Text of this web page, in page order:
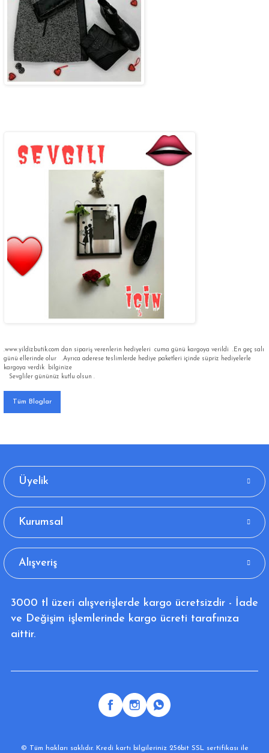
.www.yildizbutik.com dan sipariş verenlerin hediyeleri cuma günü kargoya verildi .En geç salı
günü ellerinde olur .Ayrıca aderese teslimlerde hediye paketleri içinde süpriz hediyelerle
kargoya verdik bilginize
Sevgliler gününüz kutlu olsun .
Tüm Bloglar
Üyelik
Kurumsal
Alışveriş
3000 tl üzeri alışverişlerde kargo ücretsizdir - İade
ve Değişim işlemlerinde kargo ücreti tarafınıza
aittir.
© Tüm hakları saklıdır. Kredi kartı bilgileriniz 256bit SSL sertifikası ile